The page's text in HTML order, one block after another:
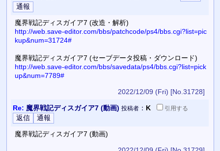
魔界戦記ディスガイア7 (改造・解析)
http://web.save-editor.com/bbs/patchcode/ps4/bbs.cgi?list=pic
kup&num=31724#
魔界戦記ディスガイア7 (セーブデータ投稿・ダウンロード)
http://web.save-editor.com/bbs/savedata/ps4/bbs.cgi?list=pick
up&num=7789#
2022/12/09 (Fri) [No.31728]
Re: 魔界戦記ディスガイア7 (動画) 投稿者： K 引用する
魔界戦記ディスガイア7 (動画)